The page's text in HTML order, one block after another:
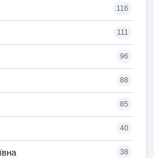
116
111
96
88
85
40
38